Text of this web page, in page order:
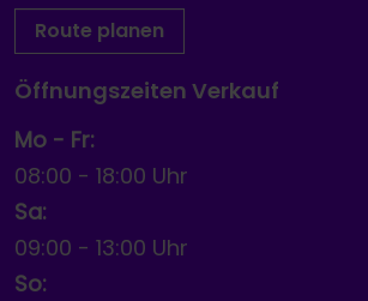
Route planen
Öffnungszeiten Verkauf
Mo - Fr:
08:00 - 18:00 Uhr
Sa:
09:00 - 13:00 Uhr
So: